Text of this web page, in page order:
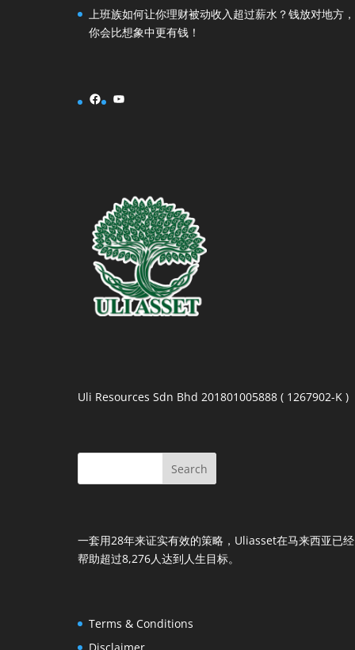
上班族如何让你理财被动收入超过薪水？钱放对地方，
你会比想象中更有钱！
FacebookYouTube
Uli Resources Sdn Bhd 201801005888 ( 1267902-K )
一套用28年来证实有效的策略，Uliasset在马来西亚已经
帮助超过8,276人达到人生目标。
Terms & Conditions
Disclaimer